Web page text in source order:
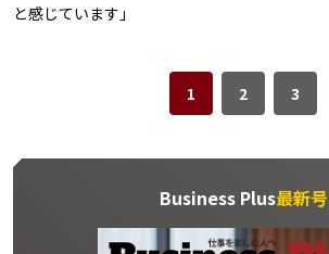
と感じています」
1 2 3
Business Plus最新号